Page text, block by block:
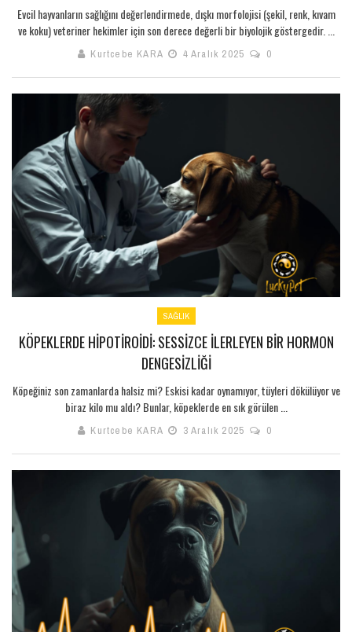
Evcil hayvanların sağlığını değerlendirmede, dışkı morfolojisi (şekil, renk, kıvam
ve koku) veteriner hekimler için son derece değerli bir biyolojik göstergedir. ...
Kurtcebe KARA 4 Aralık 2025 0
SAĞLIK
KÖPEKLERDE HIPOTIROIDI: SESSIZCE İLERLEYEN BIR HORMON
DENGESIZLIĞI
Köpeğiniz son zamanlarda halsiz mi? Eskisi kadar oynamıyor, tüyleri dökülüyor ve
biraz kilo mu aldı? Bunlar, köpeklerde en sık görülen ...
Kurtcebe KARA 3 Aralık 2025 0